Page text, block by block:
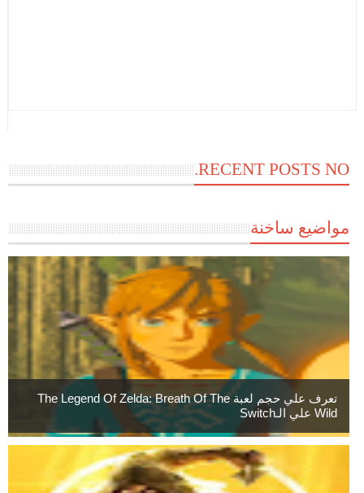
RECENT POSTS NO.
مواضيع ساخنة
تعرف علي حجم لعبة The Legend Of Zelda: Breath Of The
Wild علي الـSwitch